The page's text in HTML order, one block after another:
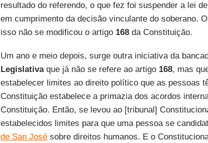
resultado do referendo, o que fez foi suspender a lei
em cumprimento da decisão vinculante do soberano.
isso não se modificou o artigo 168da Constituição.
Um ano e meio depois, surge outra iniciativa da
Legislativaque já não se refere ao artigo 168, mas
estabelecer limites ao direito político que as pessoas
Constituição estabelece a primazia dos acordos
Constituição. Então, se levou ao [tribunal]
estabelecidos limites para que uma pessoa se
de San Josésobre direitos humanos. E o